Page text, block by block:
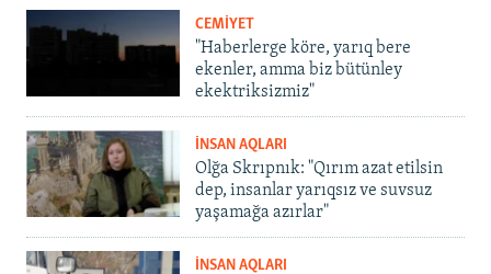
CEMİYET
"Haberlerge köre, yarıq bere
ekenler, amma biz bütünley
ekektriksizmiz"
İNSAN AQLARI
Olğa Skrıpnık: "Qırım azat etilsin
dep, insanlar yarıqsız ve suvsuz
yaşamağa azırlar"
İNSAN AQLARI